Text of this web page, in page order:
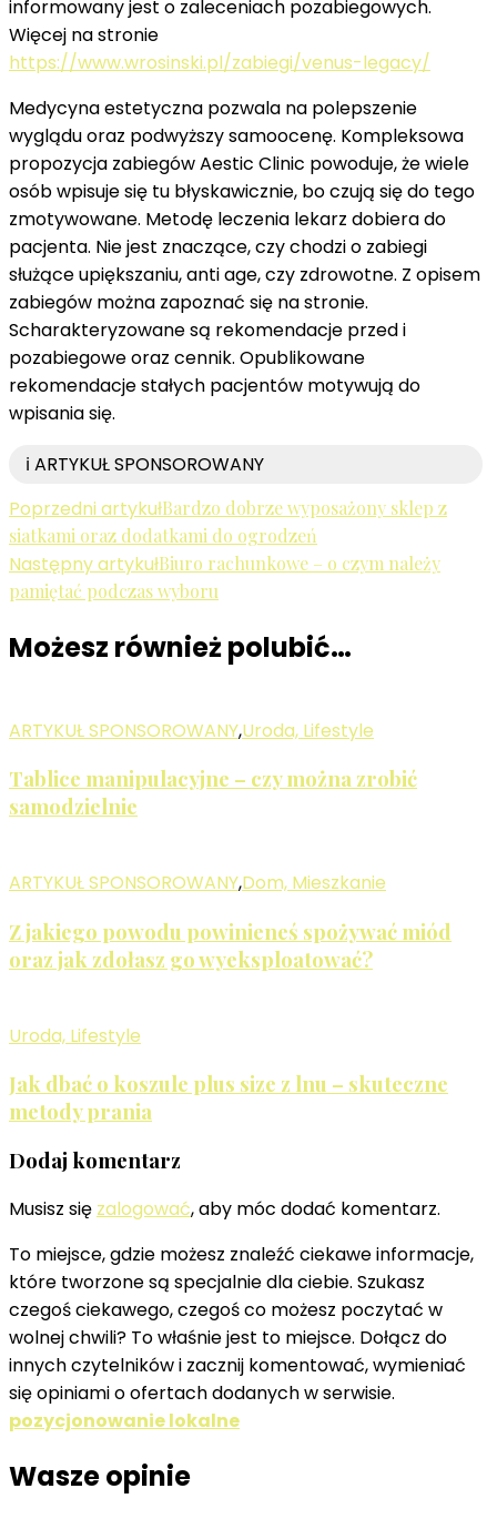
informowany jest o zaleceniach pozabiegowych.
Więcej na stronie
https://www.wrosinski.pl/zabiegi/venus-legacy/
Medycyna estetyczna pozwala na polepszenie
wyglądu oraz podwyższy samoocenę. Kompleksowa
propozycja zabiegów Aestic Clinic powoduje, że wiele
osób wpisuje się tu błyskawicznie, bo czują się do tego
zmotywowane. Metodę leczenia lekarz dobiera do
pacjenta. Nie jest znaczące, czy chodzi o zabiegi
służące upiększaniu, anti age, czy zdrowotne. Z opisem
zabiegów można zapoznać się na stronie.
Scharakteryzowane są rekomendacje przed i
pozabiegowe oraz cennik. Opublikowane
rekomendacje stałych pacjentów motywują do
wpisania się.
ℹ️ ARTYKUŁ SPONSOROWANY
Nawigacja
wpisu
Poprzedni artykułBardzo dobrze wyposażony sklep z
siatkami oraz dodatkami do ogrodzeń
Następny artykułBiuro rachunkowe – o czym należy
pamiętać podczas wyboru
Możesz również polubić…
ARTYKUŁ SPONSOROWANY,Uroda, Lifestyle
Tablice manipulacyjne – czy można zrobić
samodzielnie
ARTYKUŁ SPONSOROWANY,Dom, Mieszkanie
Z jakiego powodu powinieneś spożywać miód
oraz jak zdołasz go wyeksploatować?
Uroda, Lifestyle
Jak dbać o koszule plus size z lnu – skuteczne
metody prania
Dodaj komentarz
Musisz się zalogować, aby móc dodać komentarz.
To miejsce, gdzie możesz znaleźć ciekawe informacje,
które tworzone są specjalnie dla ciebie. Szukasz
czegoś ciekawego, czegoś co możesz poczytać w
wolnej chwili? To właśnie jest to miejsce. Dołącz do
innych czytelników i zacznij komentować, wymieniać
się opiniami o ofertach dodanych w serwisie.
pozycjonowanie lokalne
Wasze opinie